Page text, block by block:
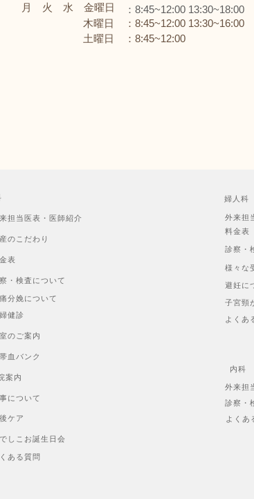
：8:45~12:00 13:30~18:00
月 火 水 金曜日
木曜日 ：8:45~12:00 13:30~16:00
土曜日 ：8:45~12:00
担当医表・医師紹介
のこだわり
表
・検査について
分娩について
健診
のご案内
血バンク
案内
について
ケア
しこお誕生日会
ある質問
婦人科
外来担
料金表
診察・
様々な
避妊に
子宮頸
よくあ
内科
外来担
診察・
よくあ